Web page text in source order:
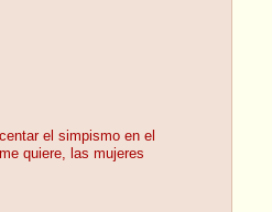
el simpismo en el
quiere, las mujeres